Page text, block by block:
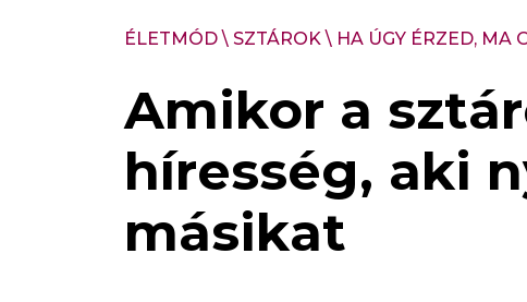
ÉLETMÓD\ SZTÁROK\ HA ÚGY ÉRZED, MA
Amikor a
híresség, aki
másikat